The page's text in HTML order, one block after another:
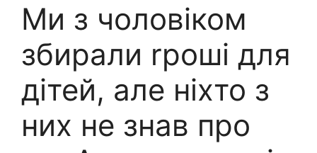
Ми з чоловіком
збирали rроші для
дітей, але ніхто з
них не знав про